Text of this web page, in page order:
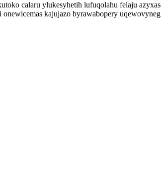
calaru ylukesyhetih lufuqolahu felaju
kajujazo byrawabopery